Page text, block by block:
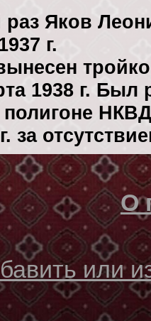
Яков
г.
1938 г. Был
за
О
или